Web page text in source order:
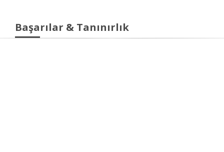
Başarılar & Tanınırlık